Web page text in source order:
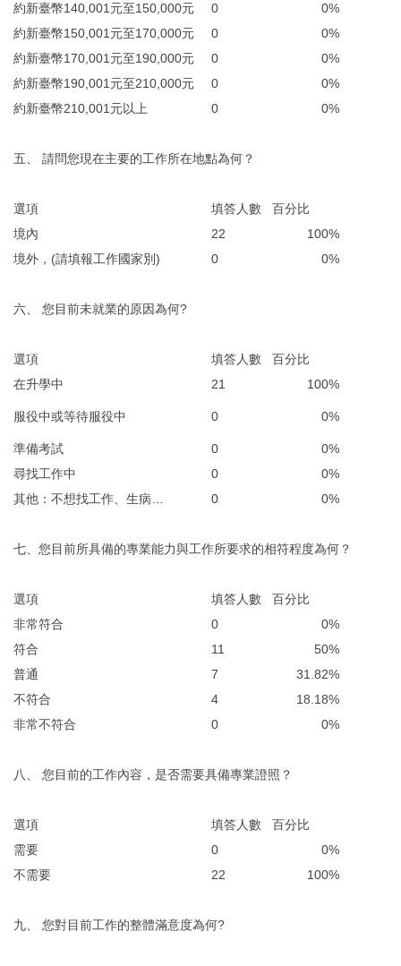
約新臺幣140,001元至150,000元 0
0%
約新臺幣150,001元至170,000元
0
0%
約新臺幣170,001元至190,000元
0
0%
約新臺幣190,001元至210,000元
0
0%
約新臺幣210,001元以上
0 0%
五、 請問您現在主要的工作所在地點為何？
選項 填答人數
百分比
境內
22
100%
境外，(請填報工作國家別)
0 0%
六、 您目前未就業的原因為何?
選項 填答人數
百分比
在升學中
21 100%
服役中或等待服役中 0 0%
準備考試 0
0%
尋找工作中
0
0%
其他：不想找工作、生病…
0 0%
七、您目前所具備的專業能力與工作所要求的相符程度為何？
選項 填答人數
百分比
非常符合
0
0%
符合
11
50%
普通
7
31.82%
不符合
4
18.18%
非常不符合
0 0%
八、 您目前的工作內容，是否需要具備專業證照？
選項 填答人數
百分比
需要
0
0%
不需要
22 100%
九、 您對目前工作的整體滿意度為何?